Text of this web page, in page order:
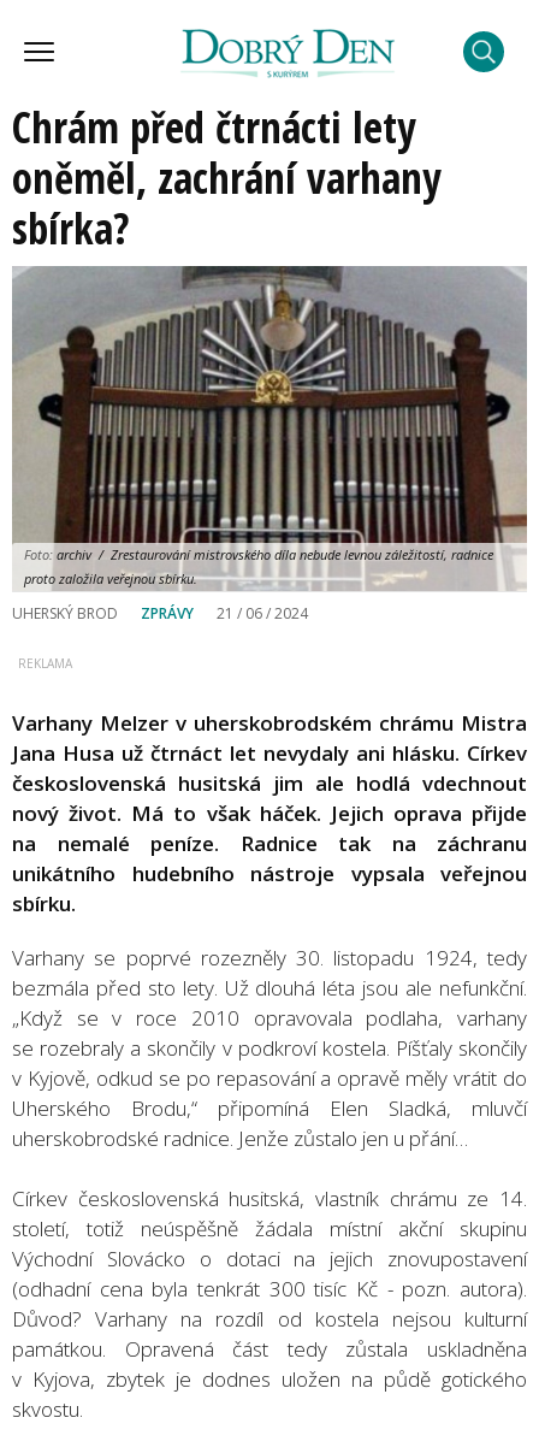
Chrám před čtrnácti lety
oněměl, zachrání varhany
sbírka?
Foto: archiv / Zrestaurování mistrovského díla nebude levnou záležitostí, radnice
proto založila veřejnou sbírku.
UHERSKÝ BROD ZPRÁVY 21 / 06 / 2024
Varhany Melzer v uherskobrodském chrámu Mistra
Jana Husa už čtrnáct let nevydaly ani hlásku. Církev
československá husitská jim ale hodlá vdechnout
nový život. Má to však háček. Jejich oprava přijde
na nemalé peníze. Radnice tak na záchranu
unikátního hudebního nástroje vypsala veřejnou
sbírku.
Varhany se poprvé rozezněly 30. listopadu 1924, tedy
bezmála před sto lety. Už dlouhá léta jsou ale nefunkční.
„Když se v roce 2010 opravovala podlaha, varhany
se rozebraly a skončily v podkroví kostela. Píšťaly skončily
v Kyjově, odkud se po repasování a opravě měly vrátit do
Uherského Brodu,“ připomíná Elen Sladká, mluvčí
uherskobrodské radnice. Jenže zůstalo jen u přání…
Církev československá husitská, vlastník chrámu ze 14.
století, totiž neúspěšně žádala místní akční skupinu
Východní Slovácko o dotaci na jejich znovupostavení
(odhadní cena byla tenkrát 300 tisíc Kč - pozn. autora).
Důvod? Varhany na rozdíl od kostela nejsou kulturní
památkou. Opravená část tedy zůstala uskladněna
v Kyjova, zbytek je dodnes uložen na půdě gotického
skvostu.